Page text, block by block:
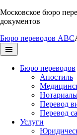
Перейти
к
Московское бюро
документов
Бюро переводов ABC
Бюро переводов
Апостиль
Перевод
Перевод
Услуги